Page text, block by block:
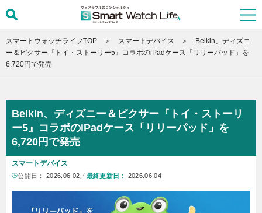
スマートウォッチライフTOP スマートデバイス
Belkin、ディズニ
ー＆ピクサー『トイ・ストーリー5』コラボのiPadケース「リリーパッド」を
6,720円で発売
Belkin、ディズニー＆ピクサー『トイ・ストーリ
ー5』コラボのiPadケース「リリーパッド」を
6,720円で発売
スマートデバイス
公開日： 2026.06.02 ／ 最終更新日： 2026.06.04